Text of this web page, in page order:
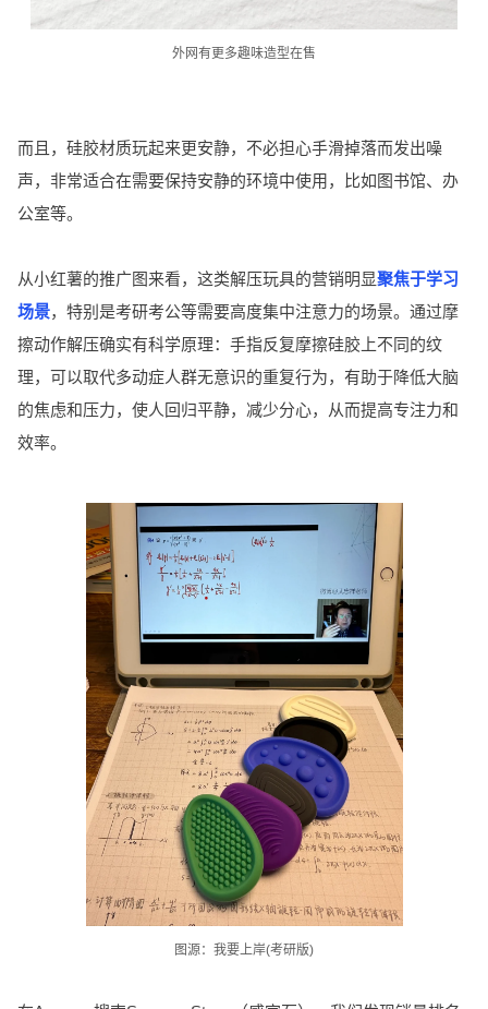
外网有更多趣味造型在售
而且，硅胶材质玩起来更安静，不必担心手滑掉落而发出噪
声，非常适合在需要保持安静的环境中使用，比如图书馆、办
公室等。
从小红薯的推广图来看，这类解压玩具的营销明显聚焦于学习
场景，特别是考研考公等需要高度集中注意力的场景。通过摩
擦动作解压确实有科学原理：手指反复摩擦硅胶上不同的纹
理，可以取代多动症人群无意识的重复行为，有助于降低大脑
的焦虑和压力，使人回归平静，减少分心，从而提高专注力和
效率。
图源：我要上岸(考研版)